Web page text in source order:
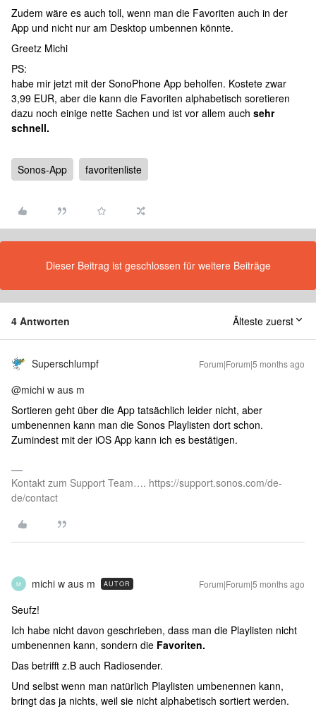
Zudem wäre es auch toll, wenn man die Favoriten auch in der
App und nicht nur am Desktop umbennen könnte.
Greetz Michi
PS:
habe mir jetzt mit der SonoPhone App beholfen. Kostete zwar
3,99 EUR, aber die kann die Favoriten alphabetisch soretieren
dazu noch einige nette Sachen und ist vor allem auch sehr
schnell.
Sonos-App favoritenliste
Dieser Beitrag ist geschlossen für weitere Beiträge
4 Antworten Älteste zuerst
Superschlumpf Forum|Forum|5 months ago
@michi w aus m
Sortieren geht über die App tatsächlich leider nicht, aber
umbenennen kann man die Sonos Playlisten dort schon.
Zumindest mit der iOS App kann ich es bestätigen.
Kontakt zum Support Team…. https://support.sonos.com/de-
de/contact
M michi w aus m AUTOR Forum|Forum|5 months ago
Seufz!
Ich habe nicht davon geschrieben, dass man die Playlisten nicht
umbenennen kann, sondern die Favoriten.
Das betrifft z.B auch Radiosender.
Und selbst wenn man natürlich Playlisten umbenennen kann,
bringt das ja nichts, weil sie nicht alphabetisch sortiert werden.